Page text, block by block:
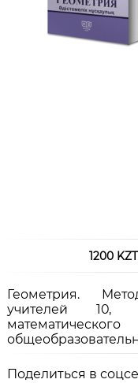
1200 KZT
Геометрия.
учителей 10,
Поделиться в